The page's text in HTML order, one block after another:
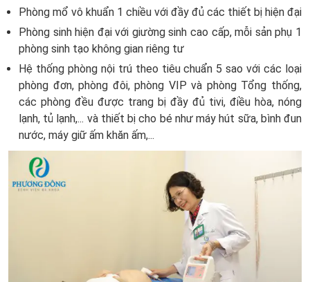
Phòng mổ vô khuẩn 1 chiều với đầy đủ các thiết bị hiện đại
Phòng sinh hiện đại với giường sinh cao cấp, mỗi sản phụ 1
phòng sinh tạo không gian riêng tư
Hệ thống phòng nội trú theo tiêu chuẩn 5 sao với các loại
phòng đơn, phòng đôi, phòng VIP và phòng Tổng thống,
các phòng đều được trang bị đầy đủ tivi, điều hòa, nóng
lạnh, tủ lạnh,... và thiết bị cho bé như máy hút sữa, bình đun
nước, máy giữ ấm khăn ấm,...